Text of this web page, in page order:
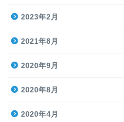
2023年2月
2021年8月
2020年9月
2020年8月
2020年4月